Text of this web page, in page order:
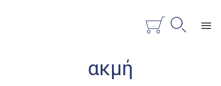

... 
ακμή